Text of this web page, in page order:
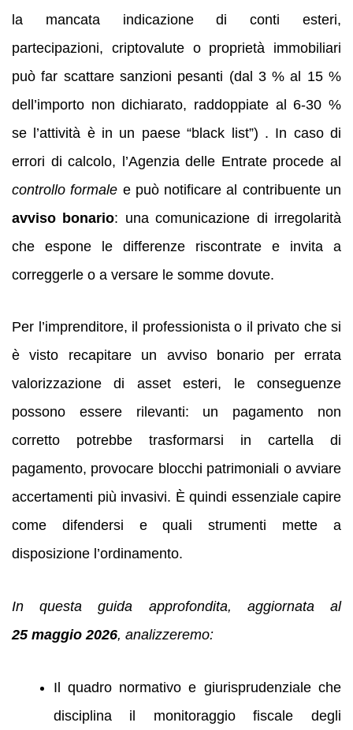
la mancata indicazione di conti esteri,
partecipazioni, criptovalute o proprietà immobiliari
può far scattare sanzioni pesanti (dal 3 % al 15 %
dell’importo non dichiarato, raddoppiate al 6‑30 %
se l’attività è in un paese “black list”) . In caso di
errori di calcolo, l’Agenzia delle Entrate procede al
controllo formale e può notificare al contribuente un
avviso bonario: una comunicazione di irregolarità
che espone le differenze riscontrate e invita a
correggerle o a versare le somme dovute.
Per l’imprenditore, il professionista o il privato che si
è visto recapitare un avviso bonario per errata
valorizzazione di asset esteri, le conseguenze
possono essere rilevanti: un pagamento non
corretto potrebbe trasformarsi in cartella di
pagamento, provocare blocchi patrimoniali o avviare
accertamenti più invasivi. È quindi essenziale capire
come difendersi e quali strumenti mette a
disposizione l’ordinamento.
In questa guida approfondita, aggiornata al
25 maggio 2026, analizzeremo:
Il quadro normativo e giurisprudenziale che
disciplina il monitoraggio fiscale degli